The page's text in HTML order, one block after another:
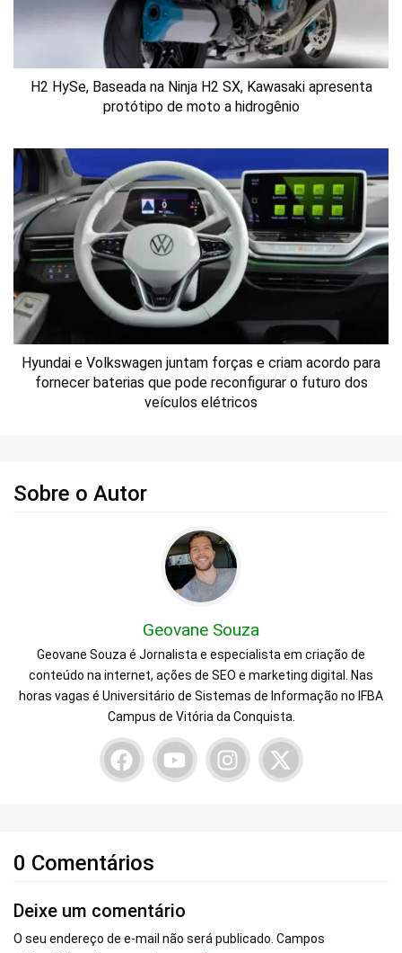
H2 HySe, Baseada na Ninja H2 SX, Kawasaki apresenta
protótipo de moto a hidrogênio
Hyundai e Volkswagen juntam forças e criam acordo para
fornecer baterias que pode reconfigurar o futuro dos
veículos elétricos
Sobre o Autor
Geovane Souza
Geovane Souza é Jornalista e especialista em criação de
conteúdo na internet, ações de SEO e marketing digital. Nas
horas vagas é Universitário de Sistemas de Informação no IFBA
Campus de Vitória da Conquista.
0 Comentários
Deixe um comentário
O seu endereço de e-mail não será publicado. Campos